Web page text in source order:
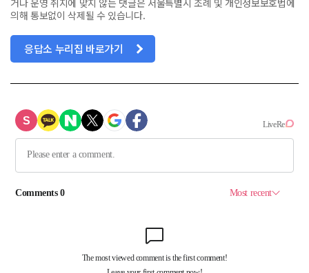
의해 통보없이 삭제될 수 있습니다.
응답소 누리집 바로가기